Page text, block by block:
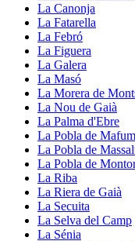
La Canonja
La Fatarella
La Febró
La Figuera
La Galera
La Masó
La Morera de
La Nou de Gaià
La Palma d'Ebre
La Pobla de
La Pobla de
La Pobla de
La Riba
La Riera de Gaià
La Secuita
La Selva del Camp
La Sénia